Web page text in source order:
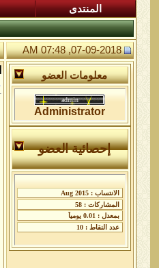
المنتدى
07-09-2018, 07:48 AM
معلومات العضو
Administrator
إحصائية العضو